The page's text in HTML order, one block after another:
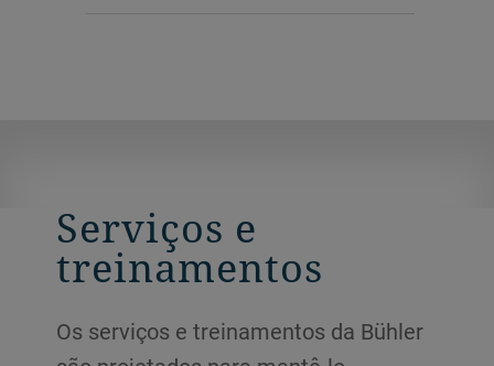
Serviços e
treinamentos
Os serviços e treinamentos da Bühler